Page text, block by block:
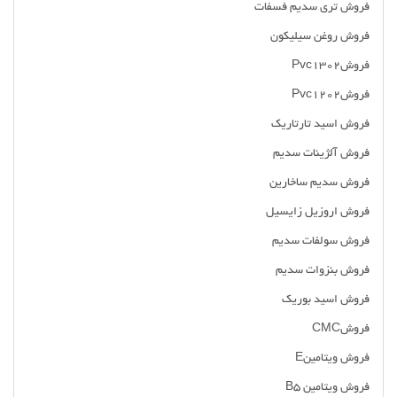
فروش تری سدیم فسفات
فروش روغن سیلیکون
فروشPvc1302
فروشPvc1202
فروش اسید تارتاریک
فروش آلژینات سدیم
فروش سدیم ساخارین
فروش اروزیل زایسیل
فروش سولفات سدیم
فروش بنزوات سدیم
فروش اسید بوریک
فروشCMC
فروش ویتامینE
فروش ویتامین B5